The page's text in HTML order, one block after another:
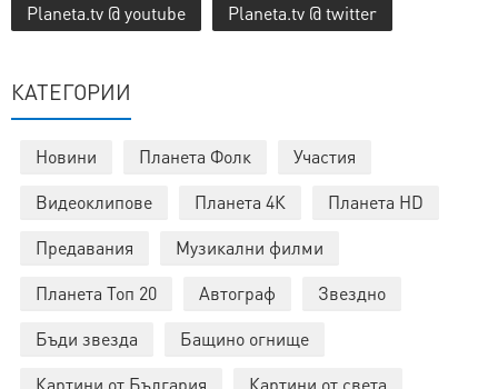
Planeta.tv @ youtube Planeta.tv @ twitter
КАТЕГОРИИ
Новини Планета Фолк
Участия
Видеоклипове
Планета 4К
Планета HD
Предавания
Музикални филми
Планета Топ 20
Автограф
Звездно
Бъди звезда
Бащино огнище